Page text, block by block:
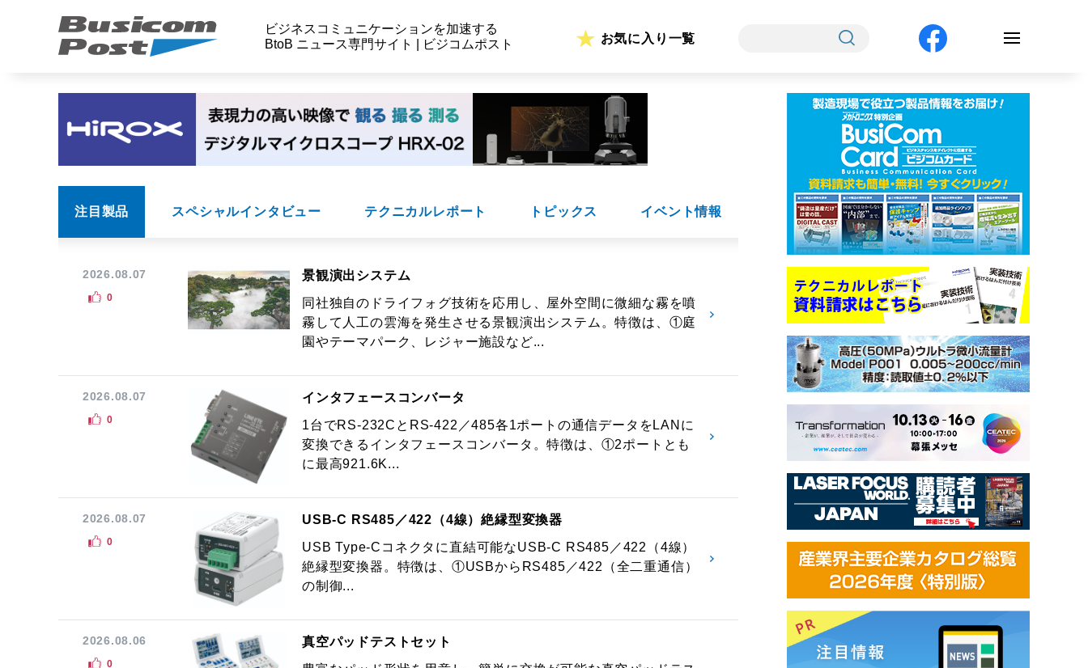
ビジネスコミュニケーションを加速する
BtoB ニュース専門サイト | ビジコムポスト
お気に入り一覧
注目製品 スペシャルインタビュー テクニカルレポート トピックス イベント情報
2026.08.07
景観演出システム
同社独自のドライフォグ技術を応用し、屋外空間に微細な霧を噴
霧して人工の雲海を発生させる景観演出システム。特徴は、①庭
園やテーマパーク、レジャー施設など...
0
2026.08.07
インタフェースコンバータ
1台でRS-232CとRS-422／485各1ポートの通信データをLANに
変換できるインタフェースコンバータ。特徴は、①2ポートとも
に最高921.6K...
0
2026.08.07
USB-C RS485／422（4線）絶縁型変換器
USB Type-Cコネクタに直結可能なUSB-C RS485／422（4線）
絶縁型変換器。特徴は、①USBからRS485／422（全二重通信）
の制御...
0
2026.08.06
真空パッドテストセット
0